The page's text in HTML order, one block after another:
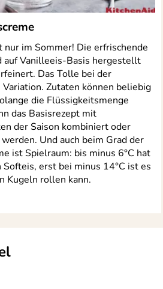
nur im Sommer! Die erfrischende
auf Vanilleeis-Basis hergestellt
Das Tolle bei der
Zutaten können beliebig
die Flüssigkeitsmenge
das Basisrezept mit
der Saison kombiniert oder
Und auch beim Grad der
ist Spielraum: bis minus 6°C hat
erst bei minus 14°C ist es
Kugeln rollen kann.